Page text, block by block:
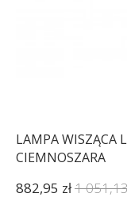
LAMPA WISZĄCA
CIEMNOSZARA
882,95 zł1